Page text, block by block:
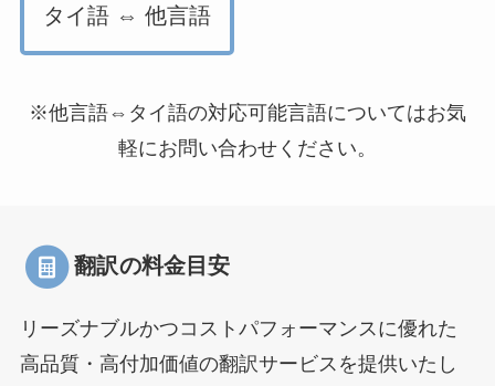
タイ語 ⇔ 他言語
※他言語⇔タイ語の対応可能言語についてはお気
軽にお問い合わせください。
翻訳の料金目安
リーズナブルかつコストパフォーマンスに優れた
高品質・高付加価値の翻訳サービスを提供いたし